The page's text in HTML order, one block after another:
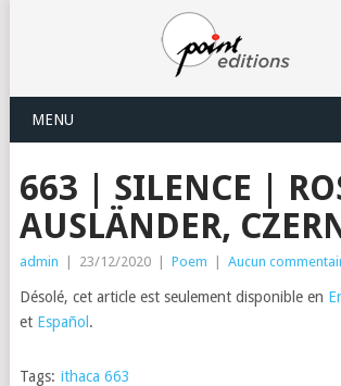
MENU
663 | SILENCE |
AUSLÄNDER,
admin 23/12/2020 Poem Aucun
Désolé, cet article est seulement disponible en
et Español .
Tags: ithaca 663